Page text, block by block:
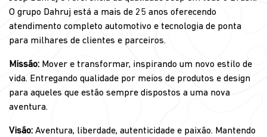
O grupo Dahruj está a mais de 25 anos oferecendo
atendimento completo automotivo e tecnologia de ponta
para milhares de clientes e parceiros.
Missão: Mover e transformar, inspirando um novo estilo de
vida. Entregando qualidade por meios de produtos e design
para aqueles que estão sempre dispostos a uma nova
aventura.
Visão: Aventura, liberdade, autenticidade e paixão. Mantendo